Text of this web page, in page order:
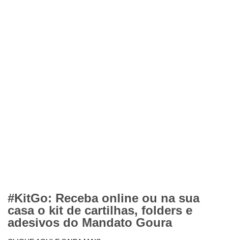
#KitGo: Receba online ou na sua
casa o kit de cartilhas, folders e
adesivos do Mandato Goura